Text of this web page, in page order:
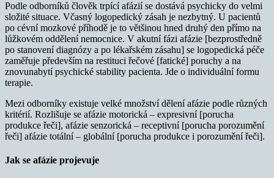
Podle odborníků člověk trpící afázií se dostává psychicky do velmi
složité situace. Včasný logopedický zásah je nezbytný. U pacientů
po cévní mozkové příhodě je to většinou hned druhý den přímo na
lůžkovém oddělení nemocnice. V akutní fázi afázie [bezprostředně
po stanovení diagnózy a po lékařském zásahu] se logopedická péče
zaměřuje především na restituci řečové [fatické] poruchy a na
znovunabytí psychické stability pacienta. Jde o individuální formu
terapie.
Mezi odborníky existuje velké množství dělení afázie podle různých
kritérií. Rozlišuje se afázie motorická – expresivní [porucha
produkce řeči], afázie senzorická – receptivní [porucha porozumění
řeči] afázie totální – globální [porucha produkce i porozumění řeči].
Jak se afázie projevuje